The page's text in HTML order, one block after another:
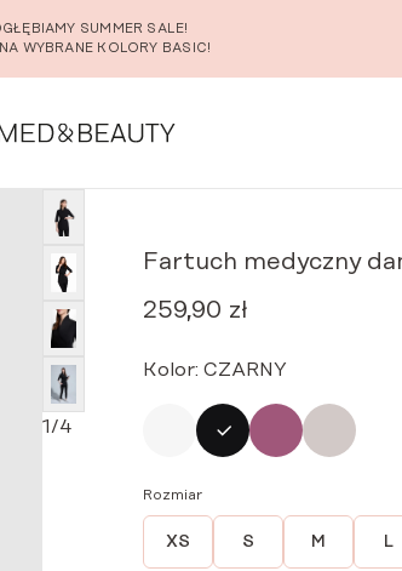
SUMMER SALE!
WYBRANE KOLORY BASIC!
1/4
Fartuch medyczny
259,90 zł
Kolor: CZARNY
Rozmiar
XS S M L